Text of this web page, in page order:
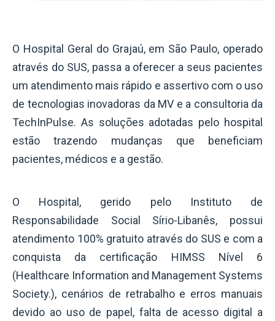
O Hospital Geral do Grajaú, em São Paulo, operado
através do SUS, passa a oferecer a seus pacientes
um atendimento mais rápido e assertivo com o uso
de tecnologias inovadoras da MV e a consultoria da
TechInPulse. As soluções adotadas pelo hospital
estão trazendo mudanças que beneficiam
pacientes, médicos e a gestão.
O Hospital, gerido pelo Instituto de
Responsabilidade Social Sírio-Libanês, possui
atendimento 100% gratuito através do SUS e com a
conquista da certificação HIMSS Nível 6
(Healthcare Information and Management Systems
Society.), cenários de retrabalho e erros manuais
devido ao uso de papel, falta de acesso digital a